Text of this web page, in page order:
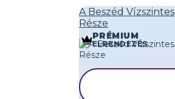
A Beszéd Vízszintes
Része
PRÉMIUM
ELRENDEZÉS